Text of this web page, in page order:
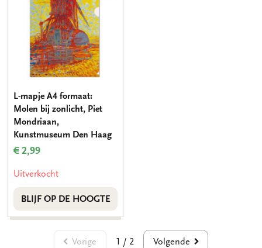
L-mapje A4 formaat:
Molen bij zonlicht, Piet
Mondriaan,
Kunstmuseum Den Haag
€ 2,99
Uitverkocht
BLIJF OP DE HOOGTE
Vorige 1 / 2 Volgende